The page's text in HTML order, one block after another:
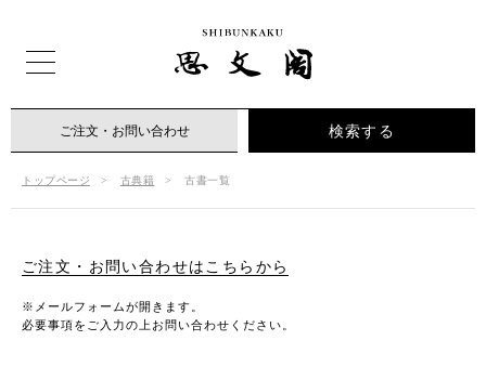
トップページ 古典籍 古書一覧
ご注文・お問い合わせ 検索する
ご注文・お問い合わせはこちらから
※メールフォームが開きます。
必要事項をご入力の上お問い合わせください。